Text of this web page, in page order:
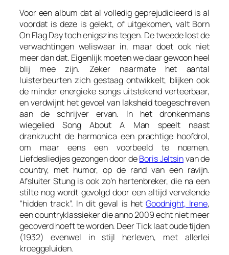
Voor een album dat al volledig geprejudicieerd is al
voordat is deze is gelekt, of uitgekomen, valt Born
On Flag Daytoch enigszins tegen. De tweede lost de
verwachtingen weliswaar in, maar doet ook niet
meer dan dat. Eigenlijk moeten we daar gewoon heel
blij mee zijn. Zeker naarmate het aantal
luisterbeurten zich gestaag ontwikkelt, blijken ook
de minder energieke songs uitstekend verteerbaar,
en verdwijnt het gevoel van laksheid toegeschreven
aan de schrijver ervan. In het dronkenmans
wiegeliedSong About A Man speelt naast
drankzucht de harmonica een prachtige hoofdrol,
om maar eens een voorbeeld te noemen.
Liefdesliedjes gezongen door deBoris Jeltsinvan de
country, met humor, op de rand van een ravijn.
AfsluiterStungis ook zo’n hartenbreker, die na een
stilte nog wordt gevolgd door een altijd vervelende
“hidden track”. In dit geval is hetGoodnight, Irene,
een countryklassieker die anno 2009 echt niet meer
gecoverd hoeft te worden. Deer Tick laat oude tijden
(1932) evenwel in stijl herleven, met allerlei
kroeggeluiden.